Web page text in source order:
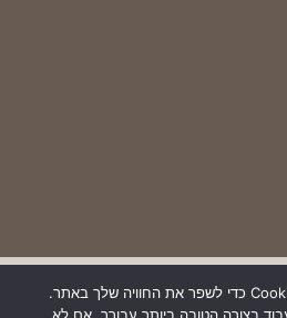
אנחנו משתמשים בקובצי Cookie כדי לשפר את החוויה שלך באתר.